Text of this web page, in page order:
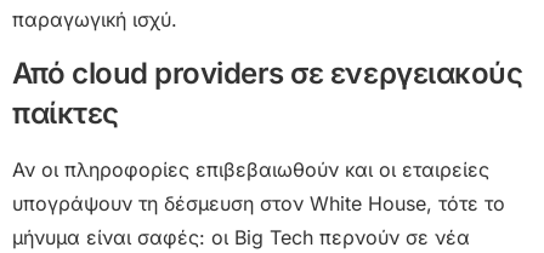
παραγωγική ισχύ.
Από cloud providers σε ενεργειακούς
παίκτες
Αν οι πληροφορίες επιβεβαιωθούν και οι εταιρείες
υπογράψουν τη δέσμευση στον White House, τότε το
μήνυμα είναι σαφές: οι Big Tech περνούν σε νέα